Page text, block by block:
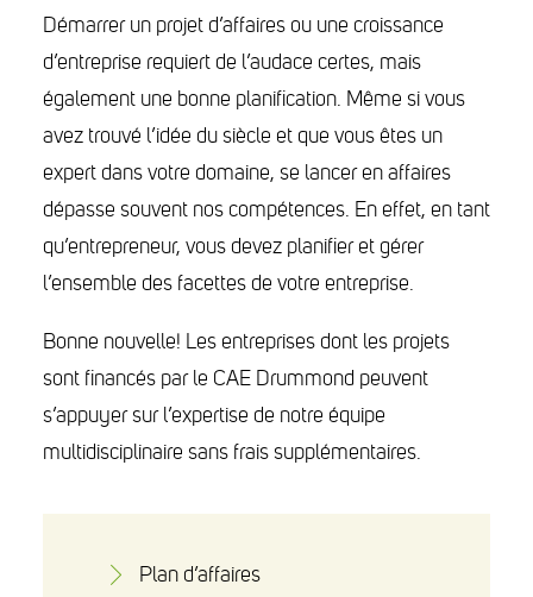
Démarrer un projet d’affaires ou une croissance
d’entreprise requiert de l’audace certes, mais
également une bonne planification. Même si vous
avez trouvé l’idée du siècle et que vous êtes un
expert dans votre domaine, se lancer en affaires
dépasse souvent nos compétences. En effet, en tant
qu’entrepreneur, vous devez planifier et gérer
l’ensemble des facettes de votre entreprise.
Bonne nouvelle! Les entreprises dont les projets
sont financés par le CAE Drummond peuvent
s’appuyer sur l’expertise de notre équipe
multidisciplinaire sans frais supplémentaires.
Plan d’affaires